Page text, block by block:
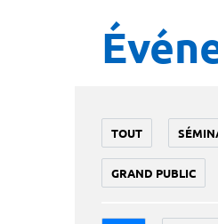
TOUT
GRAND PUBLIC